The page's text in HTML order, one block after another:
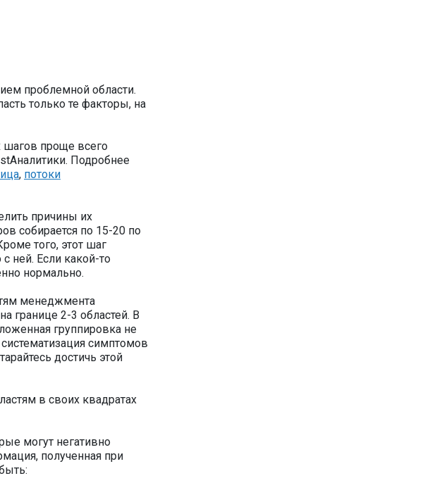
проблемной области.
только те факторы, на
шагов проще всего
Подробнее
, потоки
причины их
собирается по 15-20 по
того, этот шаг
ней. Если какой-то
нормально.
менеджмента
границе 2-3 областей. В
группировка не
симптомов
достичь этой
в своих квадратах
могут негативно
полученная при